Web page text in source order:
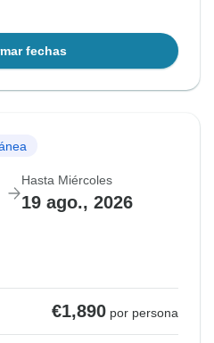
fechas
Hasta Miércoles
19 ago., 2026
€1,890 por persona